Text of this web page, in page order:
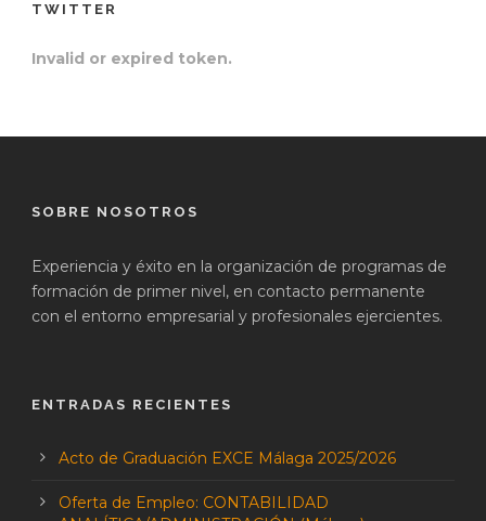
TWITTER
Invalid or expired token.
SOBRE NOSOTROS
Experiencia y éxito en la organización de programas de
formación de primer nivel, en contacto permanente
con el entorno empresarial y profesionales ejercientes.
ENTRADAS RECIENTES
Acto de Graduación EXCE Málaga 2025/2026
Oferta de Empleo: CONTABILIDAD